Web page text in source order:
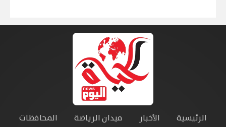
الرئيسية الأخبار ميدان الرياضة المحافظات